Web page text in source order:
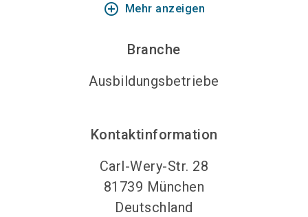
add_circle_outline Mehr anzeigen
Branche
Ausbildungsbetriebe
Kontaktinformation
Carl-Wery-Str. 28
81739 München
Deutschland